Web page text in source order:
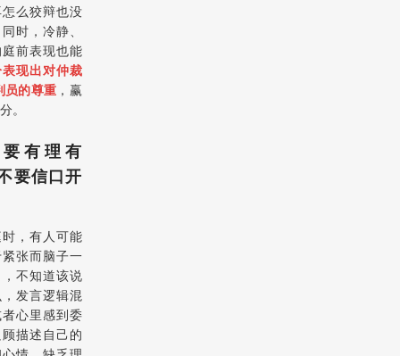
么狡辩也没
时，冷静、
前表现也能
现出对仲裁
员的尊重 ，赢
。
有理有
要信口开
，有人可能
张而脑子一
不知道该说
发言逻辑混
心里感到委
描述自己的